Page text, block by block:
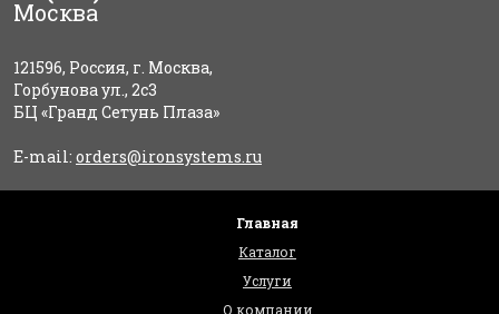
Москва
121596, Россия, г. Москва,
Горбунова ул., 2с3
БЦ «Гранд Сетунь Плаза»
E-mail: orders@ironsystems.ru
Главная
Каталог
Услуги
О компании